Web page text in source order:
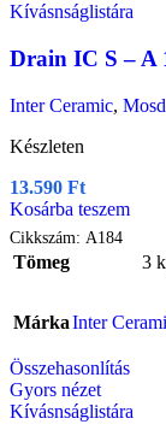
Kívásnságlistára
Drain IC S – A
Inter Ceramic,
Készleten
13.590 Ft
Kosárba teszem
Cikkszám: A184
Tömeg 3
MárkaInter
Összehasonlítás
Gyors nézet
Kívásnságlistára